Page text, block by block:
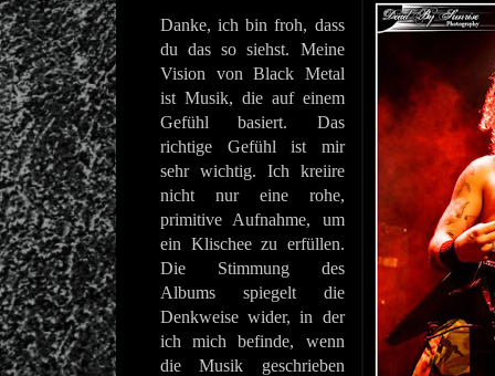
Danke, ich bin froh, dass
du das so siehst. Meine
Vision von Black Metal
ist Musik, die auf einem
Gefühl basiert. Das
richtige Gefühl ist mir
sehr wichtig. Ich kreiire
nicht nur eine rohe,
primitive Aufnahme, um
ein Klischee zu erfüllen.
Die Stimmung des
Albums spiegelt die
Denkweise wider, in der
ich mich befinde, wenn
die Musik geschrieben